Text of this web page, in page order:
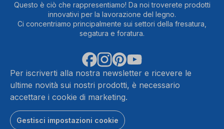
Questo è ciò che rappresentiamo! Da noi troverete prodotti
innovativi per la lavorazione del legno.
Ci concentriamo principalmente sui settori della fresatura,
segatura e foratura.
Per iscriverti alla nostra newsletter e ricevere le
ultime novità sui nostri prodotti, è necessario
accettare i cookie di marketing.
Gestisci impostazioni cookie